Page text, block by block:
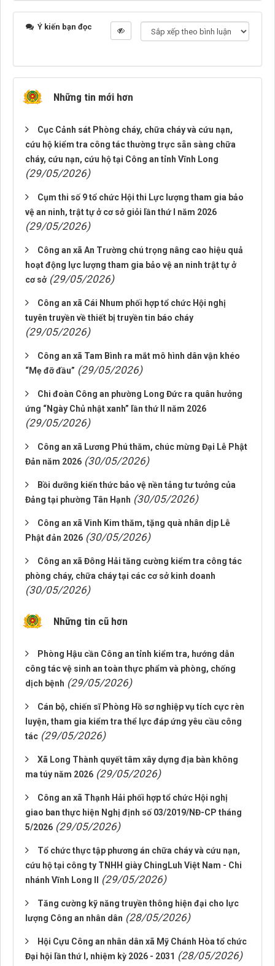
Ý kiến bạn đọc
Những tin mới hơn
Cục Cảnh sát Phòng cháy, chữa cháy và cứu nạn,
cứu hộ kiểm tra công tác thường trực sẵn sàng chữa
cháy, cứu nạn, cứu hộ tại Công an tỉnh Vĩnh Long
(29/05/2026)
Cụm thi số 9 tổ chức Hội thi Lực lượng tham gia bảo
vệ an ninh, trật tự ở cơ sở giỏi lần thứ I năm 2026
(29/05/2026)
Công an xã An Trường chú trọng nâng cao hiệu quả
hoạt động lực lượng tham gia bảo vệ an ninh trật tự ở
cơ sở (29/05/2026)
Công an xã Cái Nhum phối hợp tổ chức Hội nghị
tuyên truyền về thiết bị truyền tin báo cháy
(29/05/2026)
Công an xã Tam Bình ra mắt mô hình dân vận khéo
“Mẹ đỡ đầu” (29/05/2026)
Chi đoàn Công an phường Long Đức ra quân hưởng
ứng “Ngày Chủ nhật xanh” lần thứ II năm 2026
(29/05/2026)
Công an xã Lương Phú thăm, chúc mừng Đại Lễ Phật
Đản năm 2026 (30/05/2026)
Bồi dưỡng kiến thức bảo vệ nền tảng tư tưởng của
Đảng tại phường Tân Hạnh (30/05/2026)
Công an xã Vinh Kim thăm, tặng quà nhân dịp Lễ
Phật đản 2026 (30/05/2026)
Công an xã Đông Hải tăng cường kiểm tra công tác
phòng cháy, chữa cháy tại các cơ sở kinh doanh
(30/05/2026)
Những tin cũ hơn
Phòng Hậu cần Công an tỉnh kiểm tra, hướng dẫn
công tác vệ sinh an toàn thực phẩm và phòng, chống
dịch bệnh (29/05/2026)
Cán bộ, chiến sĩ Phòng Hồ sơ nghiệp vụ tích cực rèn
luyện, tham gia kiểm tra thể lực đáp ứng yêu cầu công
tác (29/05/2026)
Xã Long Thành quyết tâm xây dựng địa bàn không
ma túy năm 2026 (29/05/2026)
Công an xã Thạnh Hải phối hợp tổ chức Hội nghị
giao ban thực hiện Nghị định số 03/2019/NĐ-CP tháng
5/2026 (29/05/2026)
Tổ chức thực tập phương án chữa cháy và cứu nạn,
cứu hộ tại công ty TNHH giày ChingLuh Việt Nam - Chi
nhánh Vĩnh Long II
(29/05/2026)
Tăng cường kỹ năng truyền thông hiện đại cho lực
lượng Công an nhân dân (28/05/2026)
Hội Cựu Công an nhân dân xã Mỹ Chánh Hòa tổ chức
Đại hội lần thứ I, nhiệm kỳ 2026 - 2031 (28/05/2026)